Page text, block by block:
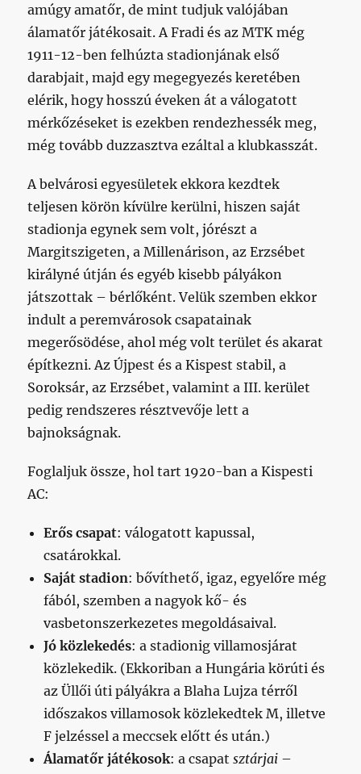
amúgy amatőr, de mint tudjuk valójában
álamatőr játékosait. A Fradi és az MTK még
1911-12-ben felhúzta stadionjának első
darabjait, majd egy megegyezés keretében
elérik, hogy hosszú éveken át a válogatott
mérkőzéseket is ezekben rendezhessék meg,
még tovább duzzasztva ezáltal a klubkasszát.
A belvárosi egyesületek ekkora kezdtek
teljesen körön kívülre kerülni, hiszen saját
stadionja egynek sem volt, jórészt a
Margitszigeten, a Millenárison, az Erzsébet
királyné útján és egyéb kisebb pályákon
játszottak – bérlőként. Velük szemben ekkor
indult a peremvárosok csapatainak
megerősödése, ahol még volt terület és akarat
építkezni. Az Újpest és a Kispest stabil, a
Soroksár, az Erzsébet, valamint a III. kerület
pedig rendszeres résztvevője lett a
bajnokságnak.
Foglaljuk össze, hol tart 1920-ban a Kispesti
AC:
Erős csapat: válogatott kapussal,
csatárokkal.
Saját stadion: bővíthető, igaz, egyelőre még
fából, szemben a nagyok kő- és
vasbetonszerkezetes megoldásaival.
Jó közlekedés: a stadionig villamosjárat
közlekedik. (Ekkoriban a Hungária körúti és
az Üllői úti pályákra a Blaha Lujza térről
időszakos villamosok közlekedtek M, illetve
F jelzéssel a meccsek előtt és után.)
Álamatőr játékosok: a csapatsztárjai –